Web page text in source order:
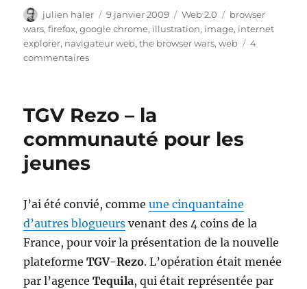
Auteur
julien haler
Publié
le
9 janvier 2009 Catégories
Web 2.0 Étiquettes
browser
wars,firefox,google chrome, illustration, image, internet
explorer, navigateur web,the browser wars,web
4
commentairessur
navigateurs
TGV Rezo – la
communauté pour les
jeunes
J’ai été convié, commeune cinquantaine
d’autres blogueurs venant des 4 coins de la
France, pour voir la présentation de la nouvelle
plateformeTGV-Rezo. L’opération était menée
par l’agenceTequila, qui était représentée par